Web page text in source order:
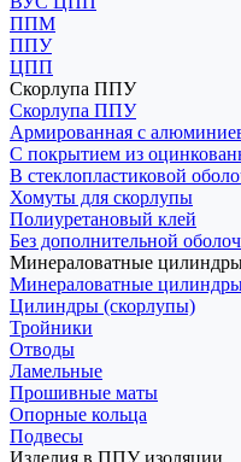
ППМ
ППУ
ЦПП
Скорлупа ППУ
Скорлупа ППУ
Армированная с
С покрытием из
В стеклопластиковой
Хомуты для скорлупы
Полиуретановый клей
Без дополнительной
Минераловатные
Минераловатные
Цилиндры (скорлупы)
Тройники
Отводы
Ламельные
Прошивные маты
Опорные кольца
Подвесы
Изделия в ППУ изоляции